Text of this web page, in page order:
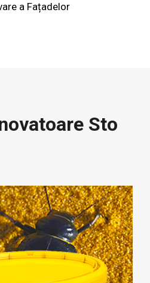
a Fațadelor
Sto